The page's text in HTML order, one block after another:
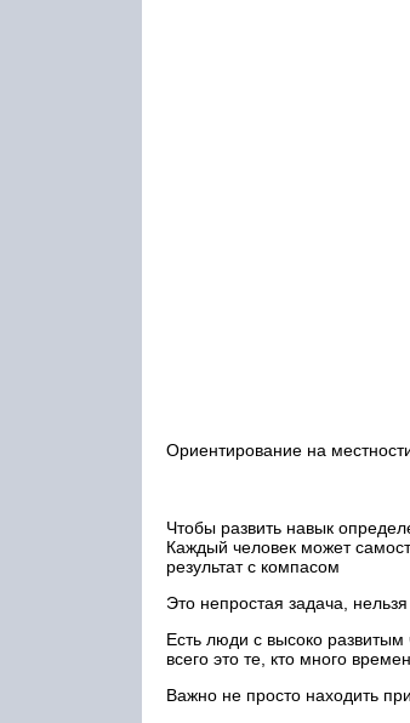
Ориентирование на
Чтобы развить навык
Каждый человек может
результат с компасом
Это непростая задача,
Есть люди с высоко
всего это те, кто много
Важно не просто находить